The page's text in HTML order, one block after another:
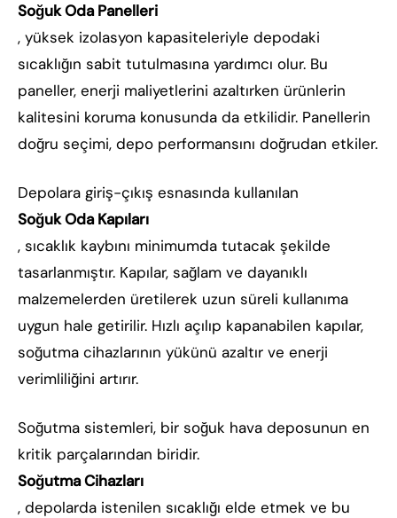
Soğuk Oda Panelleri
, yüksek izolasyon kapasiteleriyle depodaki
sıcaklığın sabit tutulmasına yardımcı olur. Bu
paneller, enerji maliyetlerini azaltırken ürünlerin
kalitesini koruma konusunda da etkilidir. Panellerin
doğru seçimi, depo performansını doğrudan etkiler.
Depolara giriş-çıkış esnasında kullanılan
Soğuk Oda Kapıları
, sıcaklık kaybını minimumda tutacak şekilde
tasarlanmıştır. Kapılar, sağlam ve dayanıklı
malzemelerden üretilerek uzun süreli kullanıma
uygun hale getirilir. Hızlı açılıp kapanabilen kapılar,
soğutma cihazlarının yükünü azaltır ve enerji
verimliliğini artırır.
Soğutma sistemleri, bir soğuk hava deposunun en
kritik parçalarından biridir.
Soğutma Cihazları
, depolarda istenilen sıcaklığı elde etmek ve bu